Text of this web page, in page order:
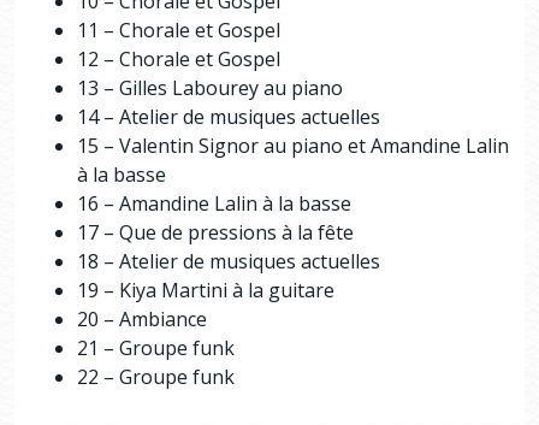
11 – Chorale et Gospel
12 – Chorale et Gospel
13 – Gilles Labourey au piano
14 – Atelier de musiques actuelles
15 – Valentin Signor au piano et Amandine Lalin
à la basse
16 – Amandine Lalin à la basse
17 – Que de pressions à la fête
18 – Atelier de musiques actuelles
19 – Kiya Martini à la guitare
20 – Ambiance
21 – Groupe funk
22 – Groupe funk